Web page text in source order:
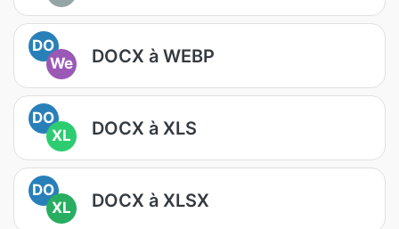
DO
We
DOCX à WEBP
DO
XL
DOCX à XLS
DO
XL
DOCX à XLSX